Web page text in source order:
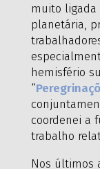
muito ligada
planetária,
hemisfério
“
coordenei a
trabalho
Nos últimos